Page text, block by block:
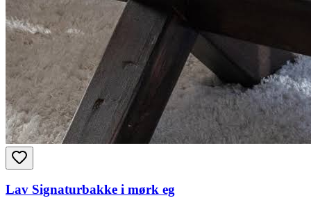
Lav Signaturbakke i mørk eg